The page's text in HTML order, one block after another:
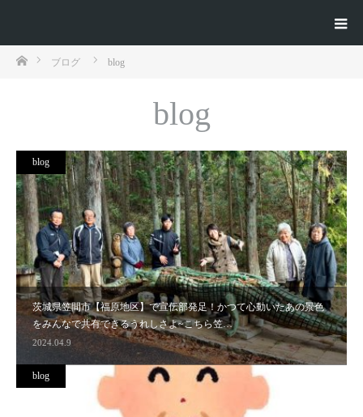
ホームブログ blog
blog
茨城県笠間市【福原地区】で宣伝部発足！かつて心動いたあの景色
をみんなで共有できるうれしさよ~こちら笠…
2024.04.9
blog
blog